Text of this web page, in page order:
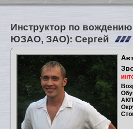
Инструктор по
ЮЗАО, ЗАО): Сергей